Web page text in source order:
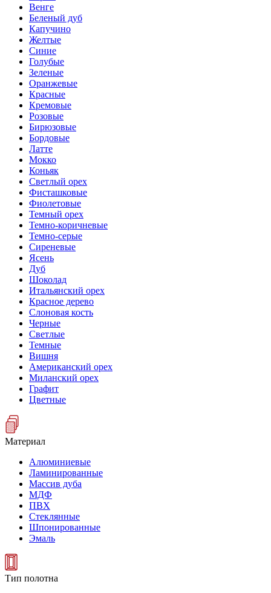
Венге
Беленый дуб
Капучино
Желтые
Синие
Голубые
Зеленые
Оранжевые
Красные
Кремовые
Розовые
Бирюзовые
Бордовые
Латте
Мокко
Коньяк
Светлый орех
Фисташковые
Фиолетовые
Темный орех
Темно-коричневые
Темно-серые
Сиреневые
Ясень
Дуб
Шоколад
Итальянский орех
Красное дерево
Слоновая кость
Черные
Светлые
Темные
Вишня
Американский орех
Миланский орех
Графит
Цветные
Материал
Алюминиевые
Ламинированные
Массив дуба
МДФ
ПВХ
Стеклянные
Шпонированные
Эмаль
Тип полотна